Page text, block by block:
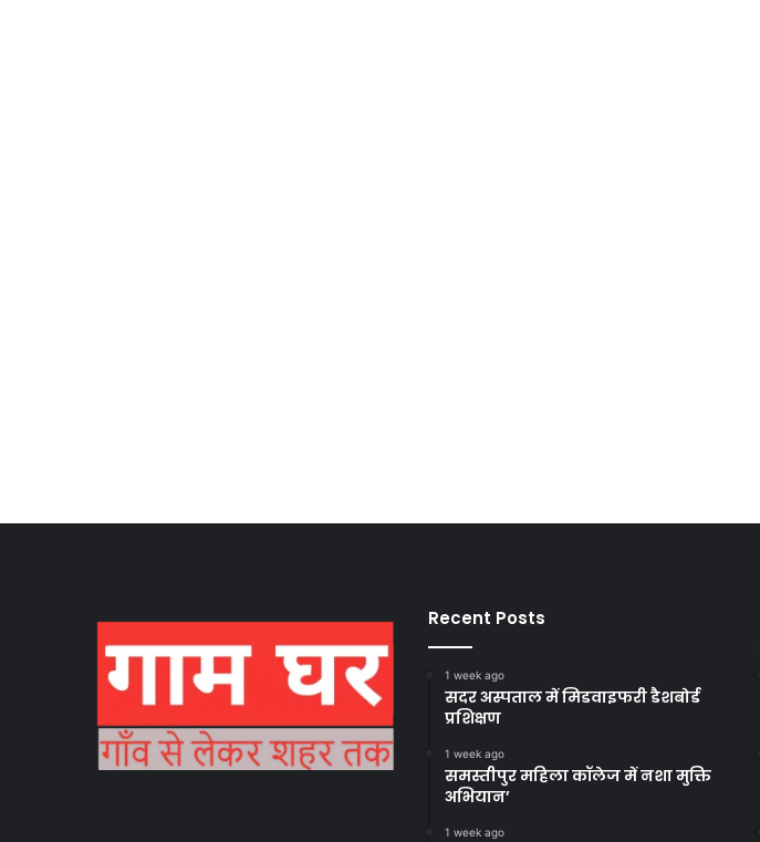
Recent Posts
1 week ago
सदर अस्पताल में मिडवाइफरी डैशबोर्ड
प्रशिक्षण
1 week ago
समस्तीपुर महिला कॉलेज में नशा मुक्ति
अभियान’
1 week ago